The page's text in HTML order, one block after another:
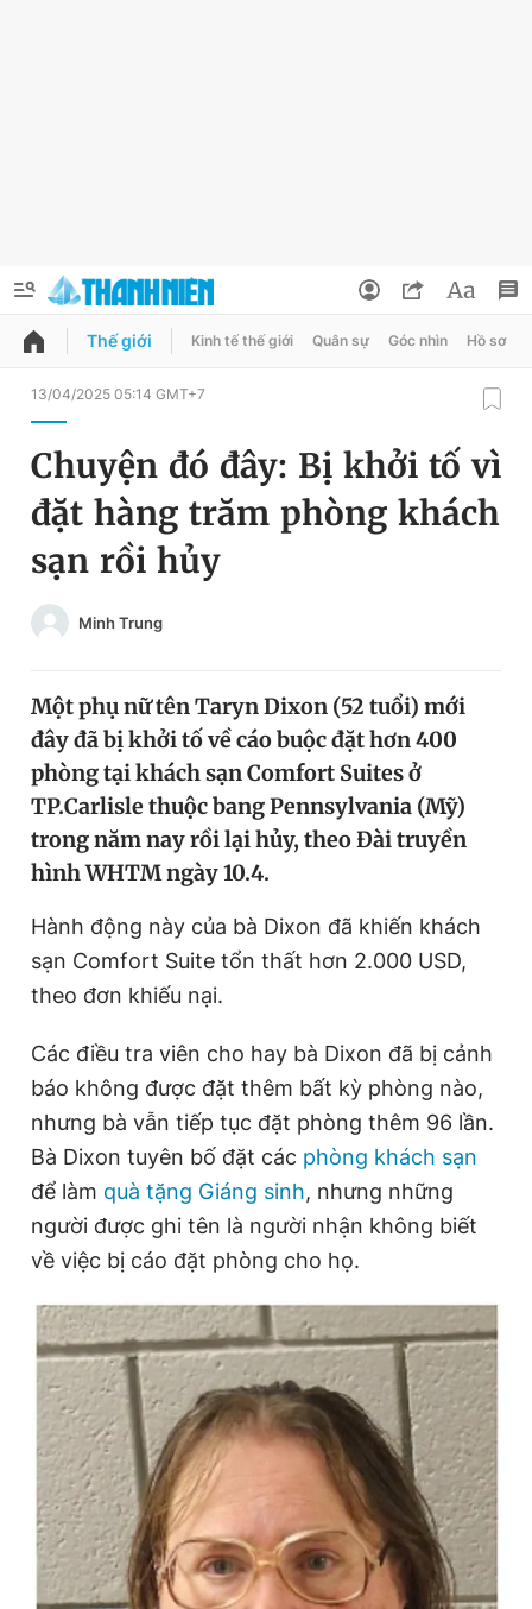
QUẢNG CÁO
Chuyên mục
Chuyên mục khác
Chào ngày mới
Video Magazine
Sản phẩm khác
Thông tin tòa soạn Liên hệ quảng cáo
Đọc Thanh Niên trên điện thoại
Hotline
0906 645 777
Liên hệ quảng cáo
0908 780 404
Đặt báo Quảng cáo RSS Tòa soạn Chính sách bảo
Tổng biên tập: Nguyễn Ngọc Toàn
Phó tổng biên tập thường trực: Hải Thành
Phó tổng biên tập: Lâm Hiếu Dũng
Phó tổng biên tập: Trần Việt Hưng
Tổng thư ký tòa soạn: Đức Trung
Đổi mật khẩu
Tin đã lưu
Thế giới Kinh tế thế giới Quân sự Góc nhìn Hồ sơ
13/04/2025 05:14 GMT+7
Chuyện đó đây: Bị khởi tố vì
đặt hàng trăm phòng khách
sạn rồi hủy
Minh Trung
Một phụ nữ tên Taryn Dixon (52 tuổi) mới
đây đã bị khởi tố về cáo buộc đặt hơn 400
phòng tại khách sạn Comfort Suites ở
TP.Carlisle thuộc bang Pennsylvania (Mỹ)
trong năm nay rồi lại hủy, theo Đài truyền
hình WHTM ngày 10.4.
Hành động này của bà Dixon đã khiến khách
sạn Comfort Suite tổn thất hơn 2.000 USD,
theo đơn khiếu nại.
Các điều tra viên cho hay bà Dixon đã bị cảnh
báo không được đặt thêm bất kỳ phòng nào,
nhưng bà vẫn tiếp tục đặt phòng thêm 96 lần.
Bà Dixon tuyên bố đặt các phòng khách sạn
để làm quà tặng Giáng sinh, nhưng những
người được ghi tên là người nhận không biết
về việc bị cáo đặt phòng cho họ.